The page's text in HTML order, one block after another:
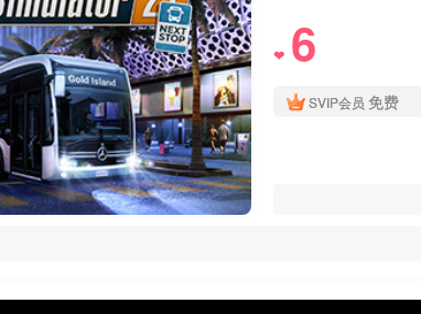
❤ 6
SVIP会员 免费